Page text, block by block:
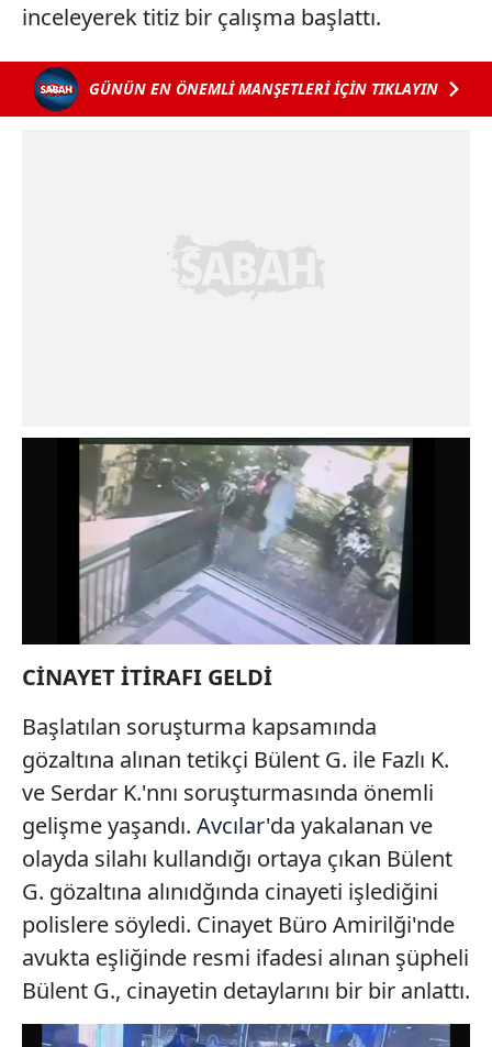
inceleyerek titiz bir çalışma başlattı.
GÜNÜN EN ÖNEMLİ MANŞETLERİ İÇİN TIKLAYIN
CİNAYET İTİRAFI GELDİ
Başlatılan soruşturma kapsamında
gözaltına alınan tetikçi Bülent G. ile Fazlı K.
ve Serdar K.'nnı soruşturmasında önemli
gelişme yaşandı. Avcılar'da yakalanan ve
olayda silahı kullandığı ortaya çıkan Bülent
G. gözaltına alınıdğında cinayeti işlediğini
polislere söyledi. Cinayet Büro Amirilği'nde
avukta eşliğinde resmi ifadesi alınan şüpheli
Bülent G., cinayetin detaylarını bir bir anlattı.